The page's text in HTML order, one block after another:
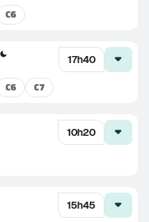
C6
17h40
C6 C7
10h20
15h45